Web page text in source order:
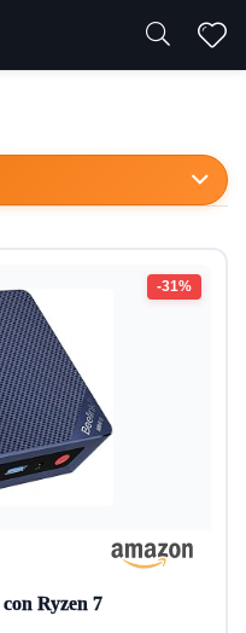
-31%
Ryzen 7